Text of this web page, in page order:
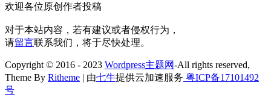
欢迎各位原创作者投稿
对于本站内容，若有建议或者侵权行为，
请留言联系我们，将于尽快处理。
Copyright © 2016 - 2023 Wordpress主题网-All rights reserved,
Theme By Ritheme | 由七牛提供云加速服务 粤ICP备17101492
号